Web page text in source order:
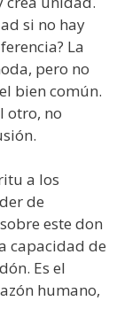
si no hay
La
pero no
bien común.
otro, no
a los
de
este don
capacidad de
Es el
humano,